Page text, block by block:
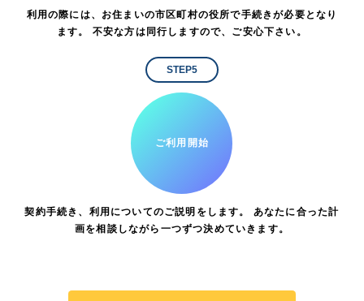
利用の際には、お住まいの市区町村の役所で手続きが必要となり
ます。 不安な方は同行しますので、ご安心下さい。
STEP5
ご利用開始
契約手続き、利用についてのご説明をします。 あなたに合った計
画を相談しながら一つずつ決めていきます。